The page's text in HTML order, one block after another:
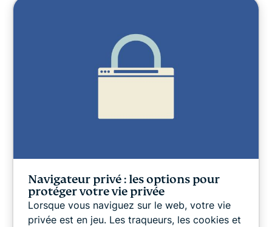
ExpressVPN for Teams
Liberté sur Internet
DERNIERS ARTICLES
Navigateur privé : les options pour
protéger votre vie privée
Lorsque vous naviguez sur le web, votre vie
privée est en jeu. Les traqueurs, les cookies et